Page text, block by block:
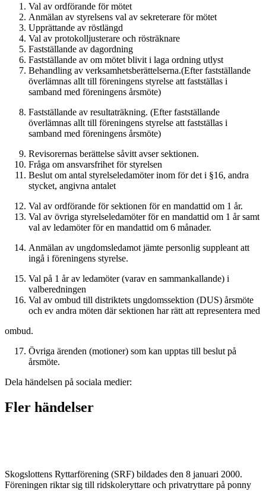
Val av ordförande för mötet
Anmälan av styrelsens val av sekreterare för mötet
Upprättande av röstlängd
Val av protokolljusterare och rösträknare
Fastställande av dagordning
Fastställande av om mötet blivit i laga ordning utlyst
Behandling av verksamhetsberättelserna.(Efter fastställande
överlämnas allt till föreningens styrelse att fastställas i
samband med föreningens årsmöte)
Fastställande av resultaträkning. (Efter fastställande
överlämnas allt till föreningens styrelse att fastställas i
samband med föreningens årsmöte)
Revisorernas berättelse såvitt avser sektionen.
Fråga om ansvarsfrihet för styrelsen
Beslut om antal styrelseledamöter inom för det i §16, andra
stycket, angivna antalet
Val av ordförande för sektionen för en mandattid om 1 år.
Val av övriga styrelseledamöter för en mandattid om 1 år samt
val av ledamöter för en mandattid om 6 månader.
Anmälan av ungdomsledamot jämte personlig suppleant att
ingå i föreningens styrelse.
Val på 1 år av ledamöter (varav en sammankallande) i
valberedningen
Val av ombud till distriktets ungdomssektion (DUS) årsmöte
och ev andra möten där sektionen har rätt att representera med
ombud.
Övriga ärenden (motioner) som kan upptas till beslut på
årsmöte.
Dela händelsen på sociala medier:
Fler händelser
Skogslottens Ryttarförening (SRF) bildades den 8 januari 2000.
Föreningen riktar sig till ridskoleryttare och privatryttare på ponny